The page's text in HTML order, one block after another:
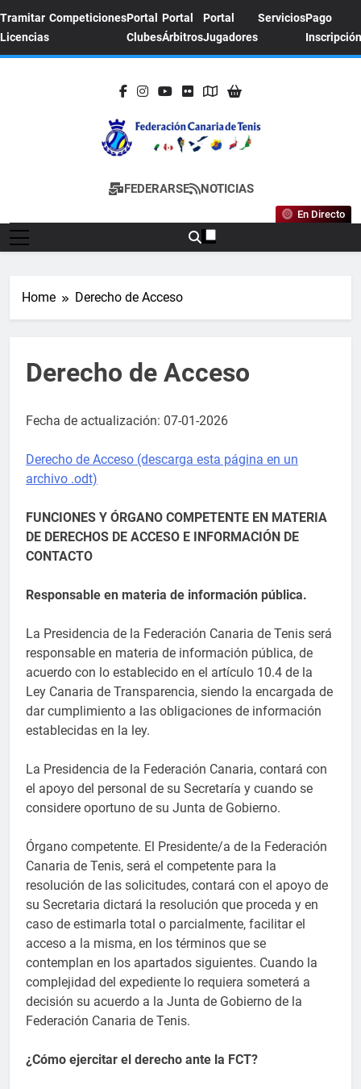
Tramitar
Licencias
CompeticionesPortal
Clubes
Portal
Árbitros
Portal
Jugadores
ServiciosPago
Inscripción
FEDERACION
CANARIA DE
TENIS
Sitio Oficial De La Federación Canaria De
FEDERARSE NOTICIAS
En Directo
Home Derecho de Acceso
Derecho de Acceso
Fecha de actualización: 07-01-2026
Derecho de Acceso (descarga esta página en un
archivo .odt)
FUNCIONES Y ÓRGANO COMPETENTE EN MATERIA
DE DERECHOS DE ACCESO E INFORMACIÓN DE
CONTACTO
Responsable en materia de información pública.
La Presidencia de la Federación Canaria de Tenis será
responsable en materia de información pública, de
acuerdo con lo establecido en el artículo 10.4 de la
Ley Canaria de Transparencia, siendo la encargada de
dar cumplimiento a las obligaciones de información
establecidas en la ley.
La Presidencia de la Federación Canaria, contará con
el apoyo del personal de su Secretaría y cuando se
considere oportuno de su Junta de Gobierno.
Órgano competente. El Presidente/a de la Federación
Canaria de Tenis, será el competente para la
resolución de las solicitudes, contará con el apoyo de
su Secretaria dictará la resolución que proceda y en
caso de estimarla total o parcialmente, facilitar el
acceso a la misma, en los términos que se
contemplan en los apartados siguientes. Cuando la
complejidad del expediente lo requiera someterá a
decisión su acuerdo a la Junta de Gobierno de la
Federación Canaria de Tenis.
¿Cómo ejercitar el derecho ante la FCT?